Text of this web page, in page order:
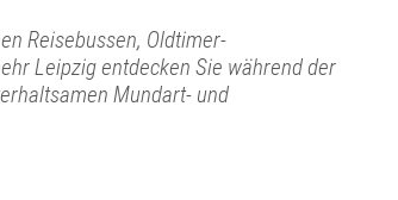
Reisebussen, Oldtimer-
Leipzig entdecken Sie während der
Mundart- und